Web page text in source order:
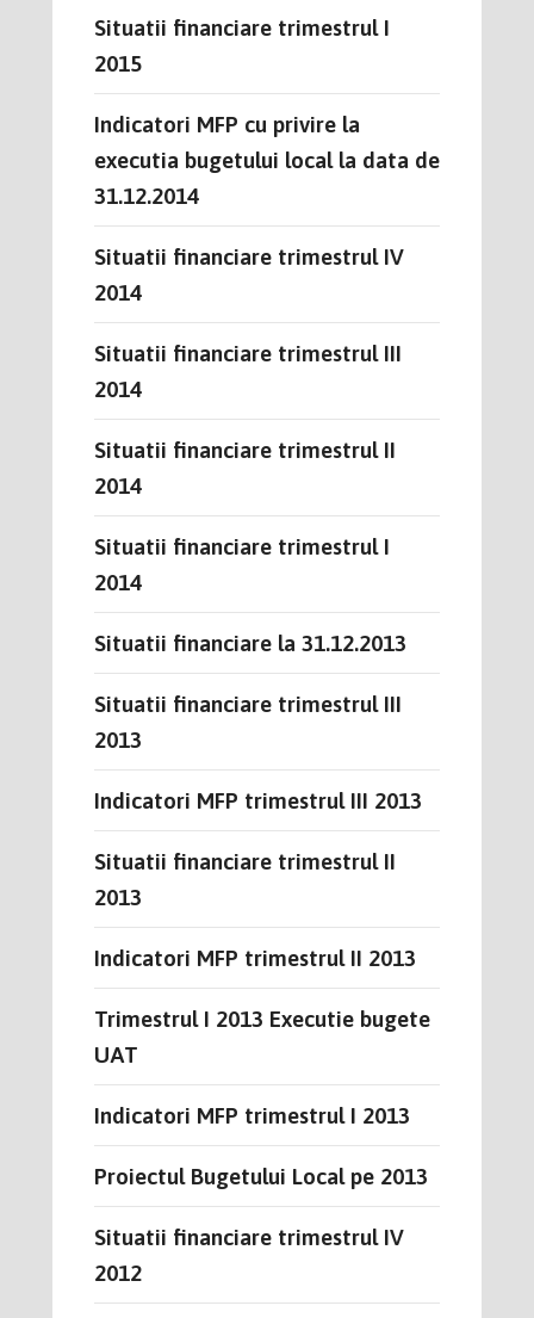
Situatii financiare trimestrul I
2015
Indicatori MFP cu privire la
executia bugetului local la data de
31.12.2014
Situatii financiare trimestrul IV
2014
Situatii financiare trimestrul III
2014
Situatii financiare trimestrul II
2014
Situatii financiare trimestrul I
2014
Situatii financiare la 31.12.2013
Situatii financiare trimestrul III
2013
Indicatori MFP trimestrul III 2013
Situatii financiare trimestrul II
2013
Indicatori MFP trimestrul II 2013
Trimestrul I 2013 Executie bugete
UAT
Indicatori MFP trimestrul I 2013
Proiectul Bugetului Local pe 2013
Situatii financiare trimestrul IV
2012